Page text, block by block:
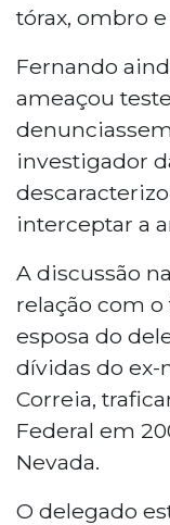
tórax, ombro e
Fernando
ameaçou
investigador
interceptar a
A discussão
relação com
esposa do
dívidas do ex-
Correia,
Federal em
Nevada.
O delegado